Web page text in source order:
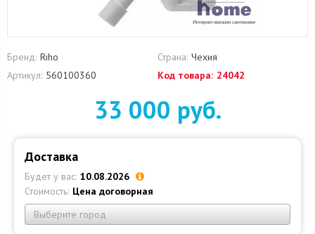
Бренд: Riho Страна: Чехия
Артикул: 560100360 Код товара: 24042
33 000 руб.
Доставка
Будет у вас: 10.08.2026
Стоимость: Цена договорная
Выберите город